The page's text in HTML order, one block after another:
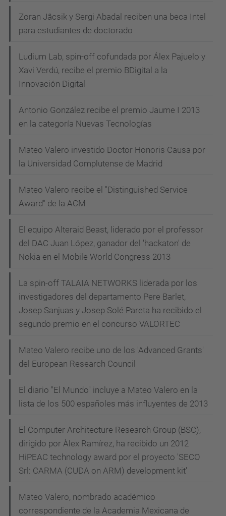
Zoran Jâcsik y Sergi Abadal reciben una beca Intel
para estudiantes de doctorado
Ludium Lab, spin-off cofundada por Álex Pajuelo y
Xavi Verdú, recibe el premio BDigital a la
Innovación Digital
Antonio González recibe el premio Jaume I 2013
en la categoría Nuevas Tecnologías
Mateo Valero investido Doctor Honoris Causa por
la Universidad Complutense de Madrid
Mateo Valero recibe el "Distinguished Service
Award" de la ACM
El equipo Alteraid Beast, liderado por el professor
del DAC Juan López, ganador del 'hackaton' de
Nokia en el Mobile World Congress 2013
La spin-off TALAIA NETWORKS liderada por los
investigadores del departamento Pere Barlet,
Josep Sanjuas y Josep Solé Pareta ha recibido el
segundo premio en el concurso VALORTEC
Mateo Valero recibe uno de los 'Advanced Grants'
del European Research Council
El diario "El Mundo" incluye a Mateo Valero en la
lista de los 500 españoles más influyentes de 2013
El Computer Architecture Research Group (BSC),
dirigido por Àlex Ramírez, ha recibido un 2012
HiPEAC technology award por el proyecto 'SECO
Srl: CARMA (CUDA on ARM) development kit'
Mateo Valero, nombrado académico
correspondiente de la Academia Mexicana de